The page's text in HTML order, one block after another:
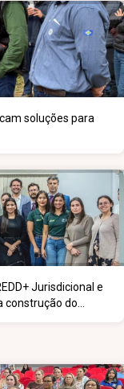
soluções para
Jurisdicional e
construção do